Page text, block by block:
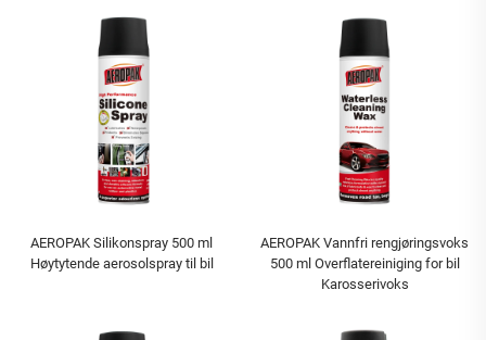
AEROPAK Silikonspray 500 ml
Høytytende aerosolspray til bil
AEROPAK Vannfri rengjøringsvoks
500 ml Overflatereiniging for bil
Karosserivoks